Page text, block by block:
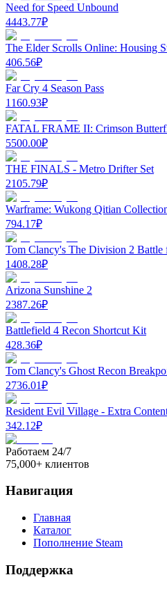
Need for Speed Unbound
4443.77₽
The Elder Scrolls Online: Housing
406.56₽
Far Cry 4 Season Pass
1160.93₽
FATAL FRAME II: Crimson
5500.00₽
THE FINALS - Metro Drifter Set
2105.79₽
Warframe: Wukong Qitian
794.17₽
Tom Clancy's The Division 2
1408.28₽
Arizona Sunshine 2
2387.26₽
Battlefield 4 Recon Shortcut Kit
428.36₽
Tom Clancy's Ghost Recon
2736.01₽
Resident Evil Village - Extra
342.12₽
Работаем 24/7
75,000+ клиентов
Навигация
Главная
Каталог
Пополнение Steam
Поддержка